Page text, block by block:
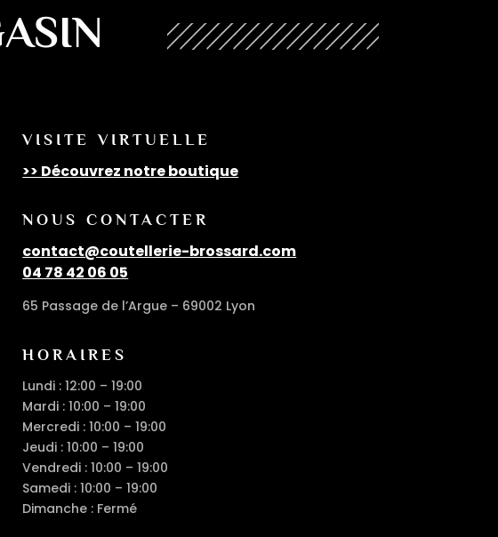
VISITE VIRTUELLE
>> Découvrez notre boutique
NOUS CONTACTER
contact@coutellerie-brossard.com
04 78 42 06 05
65 Passage de l’Argue – 69002 Lyon
HORAIRES
Lundi : 12:00 – 19:00
Mardi : 10:00 – 19:00
Mercredi : 10:00 – 19:00
Jeudi : 10:00 – 19:00
Vendredi : 10:00 – 19:00
Samedi : 10:00 – 19:00
Dimanche : Fermé